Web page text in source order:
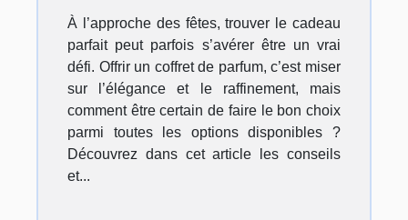
À l’approche des fêtes, trouver le cadeau
parfait peut parfois s’avérer être un vrai
défi. Offrir un coffret de parfum, c’est miser
sur l’élégance et le raffinement, mais
comment être certain de faire le bon choix
parmi toutes les options disponibles ?
Découvrez dans cet article les conseils
et...